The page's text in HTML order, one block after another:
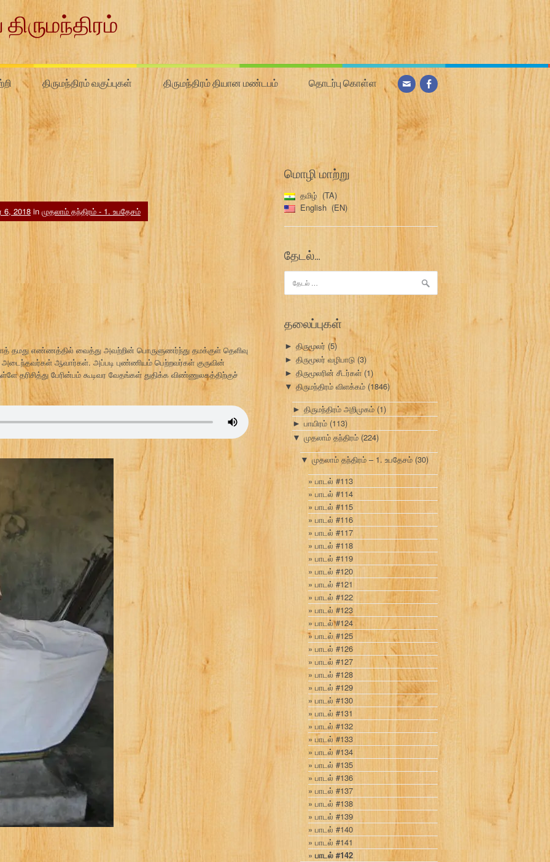
திருமந்திரம் வகுப்புகள் திருமந்திரம் தியான மண்டபம் தொடர்பு கொள்ள
6, 2018 in முதலாம் தந்திரம் - 1. உபதேசம்
தமது எண்ணத்தில் வைத்து அவற்றின் பொருளுணர்ந்து தமக்குள் தெளிவு
ஆவார்கள். அப்படி புண்ணியம் பெற்றவர்கள் குருவின்
தரிசித்து பேரின்பம் கூடிவர வேதங்கள் துதிக்க விண்ணுலகத்திற்குச்
மொழி மாற்று
தமிழ்
TA
English
EN
தேடல்…
தேடு:
தலைப்புகள்
► திருமூலர் (5)
► திருமூலர் வழிபாடு (3)
► திருமூலரின் சீடர்கள் (1)
▼ திருமந்திரம் விளக்கம் (1846)
► திருமந்திரம் அறிமுகம் (1)
► பாயிரம் (113)
▼ முதலாம் தந்திரம் (224)
▼ முதலாம் தந்திரம் – 1. உபதேசம் (30)
பாடல் #113
பாடல் #114
பாடல் #115
பாடல் #116
பாடல் #117
பாடல் #118
பாடல் #119
பாடல் #120
பாடல் #121
பாடல் #122
பாடல் #123
பாடல் #124
பாடல் #125
பாடல் #126
பாடல் #127
பாடல் #128
பாடல் #129
பாடல் #130
பாடல் #131
பாடல் #132
பாடல் #133
பாடல் #134
பாடல் #135
பாடல் #136
பாடல் #137
பாடல் #138
பாடல் #139
பாடல் #140
பாடல் #141
பாடல் #142